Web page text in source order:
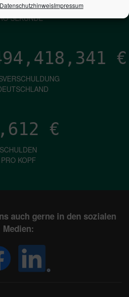
DatenschutzhinweisImpressum
ZINSEN
SEKUNDE
€
€
SCHULDEN
PRO KOPF
auch gerne in den sozialen
Medien: